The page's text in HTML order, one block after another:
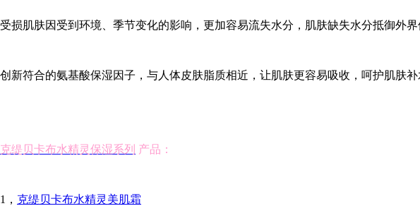
受损肌肤因受到环境、季节变化的影响，更加容易流失水分，肌肤缺失水分抵御外
创新符合的氨基酸保湿因子，与人体皮肤脂质相近，让肌肤更容易吸收，呵护肌肤
克缇贝卡布水精灵保湿系列 产品：
1， 克缇贝卡布水精灵美肌霜